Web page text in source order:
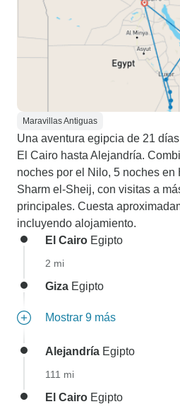
Maravillas Antiguas
Una aventura egipcia de 21
El Cairo hasta Alejandría.
noches por el Nilo, 5 noches en
Sharm el-Sheij, con visitas a
principales. Cuesta
incluyendo alojamiento.
El Cairo Egipto
2 mi
Giza Egipto
Mostrar 9 más
Alejandría Egipto
111 mi
El Cairo Egipto